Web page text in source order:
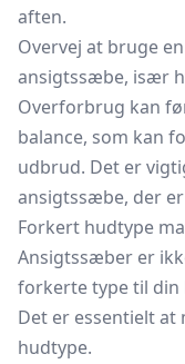
aften.
Overvej at bruge
ansigtssæbe, især
Overforbrug kan
balance, som kan
udbrud. Det er
ansigtssæbe, der
Forkert hudtype
Ansigtssæber er
forkerte type til din
Det er essentielt
hudtype.